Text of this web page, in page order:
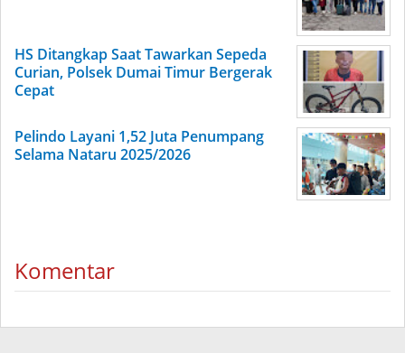
HS Ditangkap Saat Tawarkan Sepeda
Curian, Polsek Dumai Timur Bergerak
Cepat
Pelindo Layani 1,52 Juta Penumpang
Selama Nataru 2025/2026
Komentar